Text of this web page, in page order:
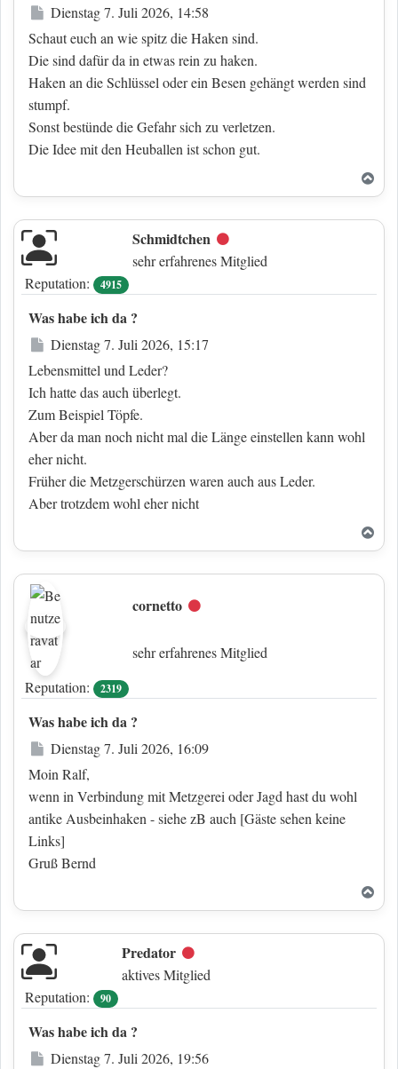
Beitrag
Dienstag 7. Juli 2026, 14:58
Schaut euch an wie spitz die Haken sind.
Die sind dafür da in etwas rein zu haken.
Haken an die Schlüssel oder ein Besen gehängt werden sind
stumpf.
Sonst bestünde die Gefahr sich zu verletzen.
Die Idee mit den Heuballen ist schon gut.
Schmidtchen Offline
sehr erfahrenes Mitglied
Reputation:
4915
Was habe ich da ?
Beitrag
Dienstag 7. Juli 2026, 15:17
Lebensmittel und Leder?
Ich hatte das auch überlegt.
Zum Beispiel Töpfe.
Aber da man noch nicht mal die Länge einstellen kann wohl
eher nicht.
Früher die Metzgerschürzen waren auch aus Leder.
Aber trotzdem wohl eher nicht
cornetto Offline
sehr erfahrenes Mitglied
Reputation:
2319
Was habe ich da ?
Beitrag
Dienstag 7. Juli 2026, 16:09
Moin Ralf,
wenn in Verbindung mit Metzgerei oder Jagd hast du wohl
antike Ausbeinhaken - siehe zB auch [Gäste sehen keine
Links]
Gruß Bernd
Predator Offline
aktives Mitglied
Reputation:
90
Was habe ich da ?
Beitrag
Dienstag 7. Juli 2026, 19:56